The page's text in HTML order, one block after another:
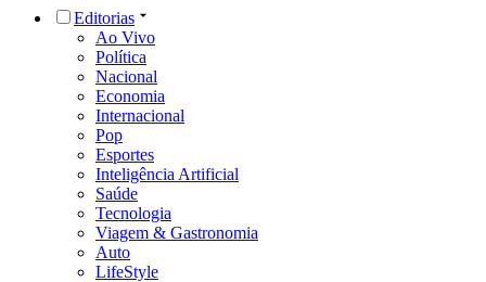
Editorias
Ao Vivo
Política
Nacional
Economia
Internacional
Pop
Esportes
Inteligência Artificial
Saúde
Tecnologia
Viagem & Gastronomia
Auto
LifeStyle